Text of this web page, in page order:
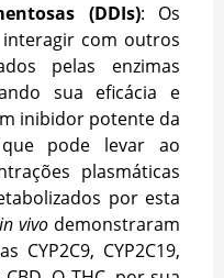
(DDIs): Os
com outros
pelas enzimas
sua eficácia e
inibidor potente da
pode levar ao
plasmáticas
por esta
in vivo demonstraram
CYP2C9, CYP2C19,